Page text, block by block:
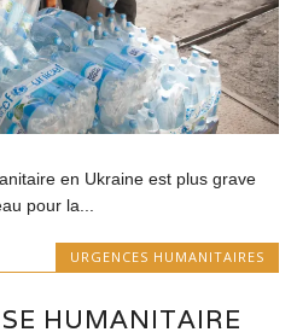
en Ukraine est plus grave
pour la...
URGENCES HUMANITAIRES
HUMANITAIRE